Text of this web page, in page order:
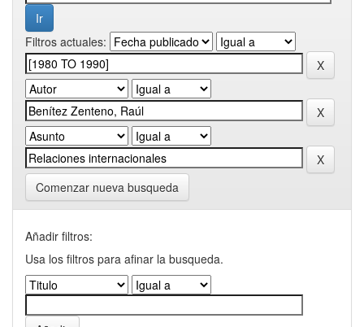
Filtros actuales:
Comenzar nueva busqueda
Añadir filtros:
Usa los filtros para afinar la busqueda.